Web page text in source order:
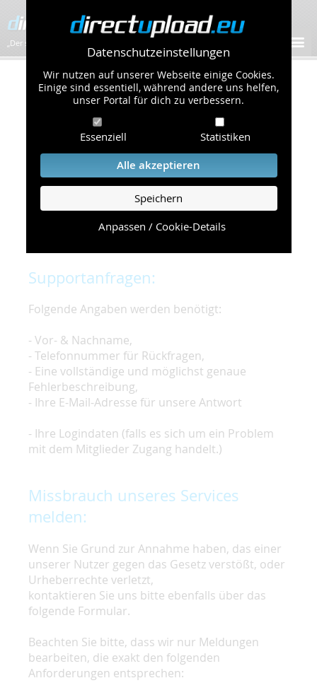
Datenschutzeinstellungen
Wir nutzen auf unserer Webseite einige Cookies.
Einige sind essentiell, während andere uns helfen,
unser Portal für dich zu verbessern.
Essenziell Statistiken
Alle akzeptieren
Speichern
Anpassen / Cookie-Details
„Der schnellste Bilder-Hoster im Web!”
Kontakt & Support
Um eine schnelle und unkomplizierte
Bearbeitung Ihres Problems zu gewährleisten,
bitten wir Sie,
folgende Punkte zu beachten und einzuhalten.
Die schnellste Hilfe finden Sie auf unserer
Seite, die die häufig gestellten Fragen
Supportanfragen:
Folgende Angaben werden benötigt:
- Vor- & Nachname,
- Telefonnummer für Rückfragen,
- Eine vollständige und möglichst genaue
Fehlerbeschreibung,
- Ihre E-Mail-Adresse für unsere Antwort
- Ihre Logindaten (falls es sich um ein Problem
mit dem Mitglieder Zugang handelt.)
Missbrauch unseres Services
melden:
Wenn Sie Grund zur Annahme haben, das einer
unserer Nutzer gegen das Gesetz verstößt, oder
Urheberrechte verletzt,
kontaktieren Sie uns bitte ebenfalls über das
folgende Formular.
Beachten Sie bitte, dass wir nur Meldungen
bearbeiten, die exakt den folgenden
Anforderungen entsprechen: